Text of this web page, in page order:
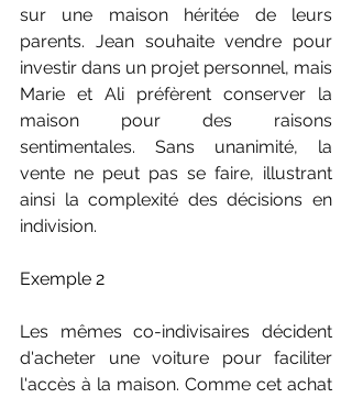
sur une maison héritée de leurs
parents. Jean souhaite vendre pour
investir dans un projet personnel, mais
Marie et Ali préfèrent conserver la
maison pour des raisons
sentimentales. Sans unanimité, la
vente ne peut pas se faire, illustrant
ainsi la complexité des décisions en
indivision.
Exemple 2
Les mêmes co-indivisaires décident
d'acheter une voiture pour faciliter
l'accès à la maison. Comme cet achat